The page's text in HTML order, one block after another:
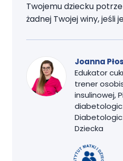
Twojemu dziecku
żadnej Twojej winy, jeśli
Joanna
Edukator
trener
insulinowej,
Dziecka